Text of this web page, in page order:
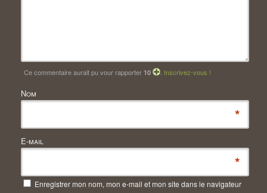
Ce commentaire aurait pu vour rapporter10 . Inscrivez-vous !
Nom
*
E-mail
*
Enregistrer mon nom, mon e-mail et mon site dans le navigateur